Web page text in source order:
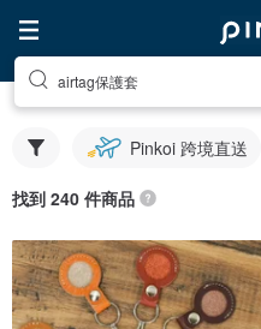
airtag保護套
Pinkoi 跨境直送
找到 240 件商品